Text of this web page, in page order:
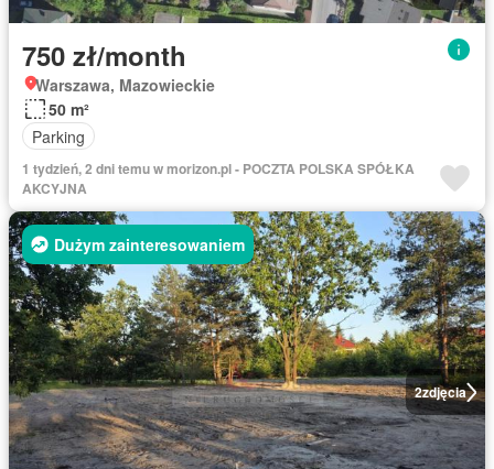
750 zł/month
Warszawa, Mazowieckie
50 m²
Parking
1 tydzień, 2 dni temu w morizon.pl - POCZTA POLSKA SPÓŁKA
AKCYJNA
2zdjęcia
Dużym zainteresowaniem